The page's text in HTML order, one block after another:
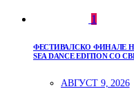
1
ФЕСТИВАЛСКО ФИНАЛЕ НА
SEA DANCE EDITION СО
АВГУСТ 9, 2026